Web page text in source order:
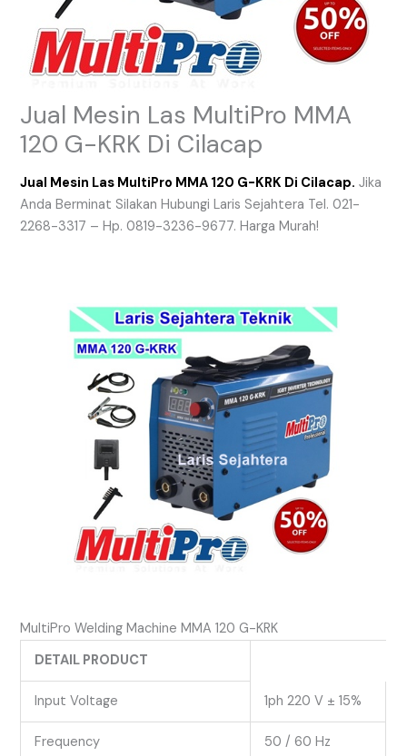
Jual Mesin Las MultiPro MMA
120 G-KRK Di Cilacap
Jual Mesin Las MultiPro MMA 120 G-KRK Di Cilacap. Jika
Anda Berminat Silakan Hubungi Laris Sejahtera Tel. 021-
2268-3317 – Hp. 0819-3236-9677. Harga Murah!
MultiPro Welding Machine MMA 120 G-KRK
DETAIL PRODUCT
Input Voltage 1ph 220 V ± 15%
Frequency 50 / 60 Hz